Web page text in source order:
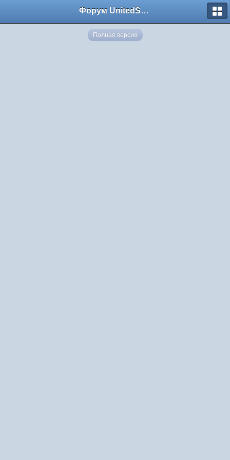
Форум UnitedSouth
Полная версия